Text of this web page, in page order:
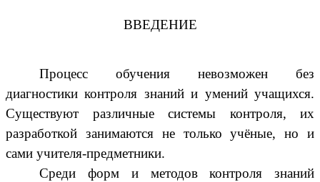
ВВЕДЕНИЕ
Процесс обучения невозможен без
диагностики контроля знаний и умений учащихся.
Существуют различные системы контроля, их
разработкой занимаются не только учёные, но и
сами учителя-предметники.
Среди форм и методов контроля знаний